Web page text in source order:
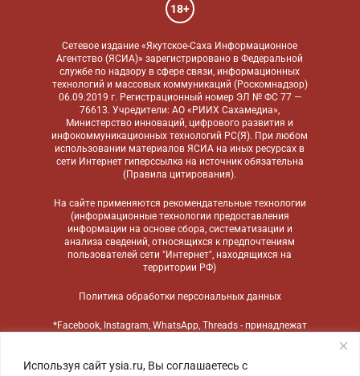
Используя сайт ysia.ru, Вы соглашаетесь с
18+
Сетевое издание «Якутское-Саха Информационное
Агентство (ЯСИА)» зарегистрировано в Федеральной
службе по надзору в сфере связи, информационных
технологий и массовых коммуникаций (Роскомнадзор)
06.09.2019 г. Регистрационный номер ЭЛ № ФС 77 —
76613. Учредители: АО «РИИХ Сахамедиа»,
Министерство инноваций, цифрового развития и
инфокоммуникационных технологий РС(Я). При любом
использовании материалов ЯСИА на иных ресурсах в
сети Интернет гиперссылка на источник обязательна
(Правила цитирования).
На сайте применяются рекомендательные технологии
(информационные технологии предоставления
информации на основе сбора, систематизации и
анализа сведений, относящихся к предпочтениям
пользователей сети "Интернет", находящихся на
территории РФ)
Политика обработки персональных данных
*Facebook, Instagram, WhatsApp, Threads - принадлежат